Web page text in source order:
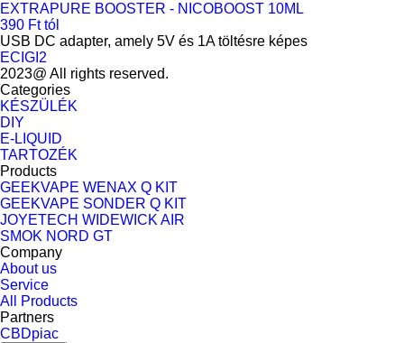
EXTRAPURE BOOSTER - NICOBOOST 10ML
390 Ft tól
USB DC adapter, amely 5V és 1A töltésre képes
ECIGI2
2023@ All rights reserved.
Categories
KÉSZÜLÉK
DIY
E-LIQUID
TARTOZÉK
Products
GEEKVAPE WENAX Q KIT
GEEKVAPE SONDER Q KIT
JOYETECH WIDEWICK AIR
SMOK NORD GT
Company
About us
Service
All Products
Partners
CBDpiac